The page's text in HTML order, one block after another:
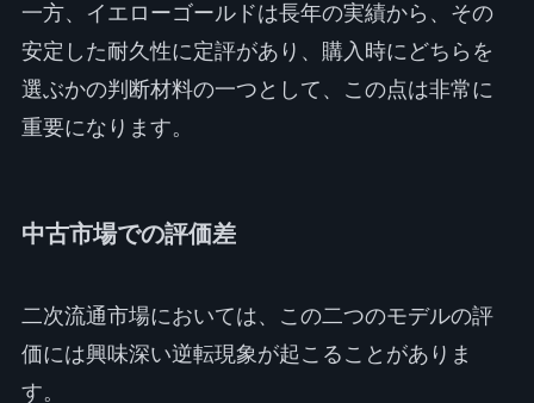
一方、イエローゴールドは長年の実績から、その
安定した耐久性に定評があり、購入時にどちらを
選ぶかの判断材料の一つとして、この点は非常に
重要になります。
中古市場での評価差
二次流通市場においては、この二つのモデルの評
価には興味深い逆転現象が起こることがありま
す。